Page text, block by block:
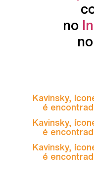
no
no
Kavinsky,
é
Kavinsky,
é
Kavinsky,
é